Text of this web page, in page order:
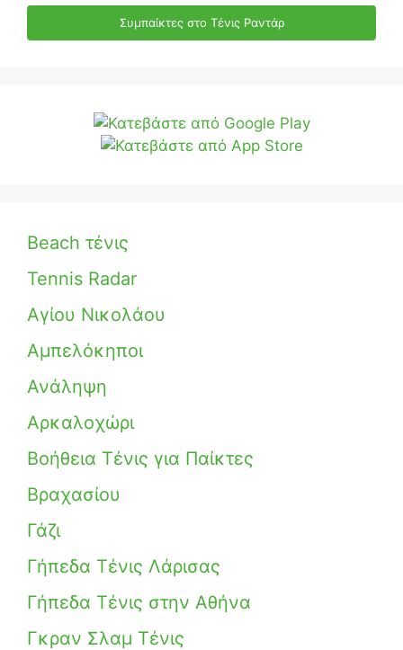
Συμπαίκτες στο Τένις Ραντάρ
Beach τένις
Tennis Radar
Αγίου Νικολάου
Αμπελόκηποι
Ανάληψη
Αρκαλοχώρι
Βοήθεια Τένις για Παίκτες
Βραχασίου
Γάζι
Γήπεδα Τένις Λάρισας
Γήπεδα Τένις στην Αθήνα
Γκραν Σλαμ Τένις